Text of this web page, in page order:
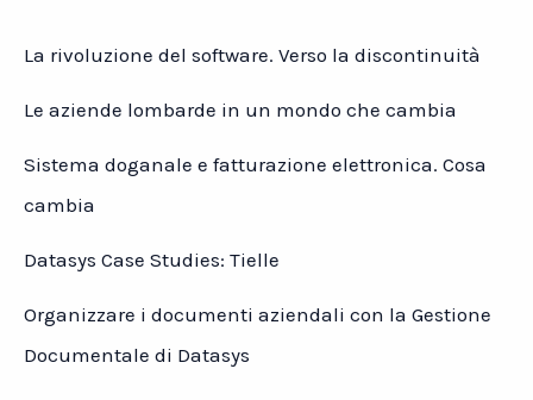
La rivoluzione del software. Verso la discontinuità
Le aziende lombarde in un mondo che cambia
Sistema doganale e fatturazione elettronica. Cosa
cambia
Datasys Case Studies: Tielle
Organizzare i documenti aziendali con la Gestione
Documentale di Datasys